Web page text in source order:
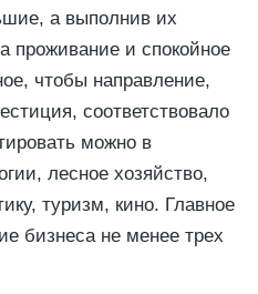
а выполнив их
проживание и спокойное
чтобы направление,
соответствовало
можно в
лесное хозяйство,
туризм, кино. Главное
бизнеса не менее трех